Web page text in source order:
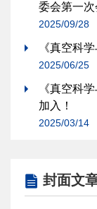
委会第一次
2025/09/28
《真空科
2025/06/25
《真空科
加入！
2025/03/14
封面文